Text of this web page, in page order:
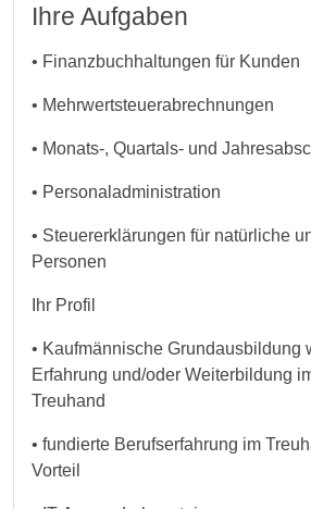
Ihre Aufgaben
• Finanzbuchhaltungen für Kunden
• Mehrwertsteuerabrechnungen
• Monats-, Quartals- und
• Personaladministration
• Steuererklärungen für natürliche
Personen
Ihr Profil
• Kaufmännische Grundausbildung
Erfahrung und/oder Weiterbildung
Treuhand
• fundierte Berufserfahrung im
Vorteil